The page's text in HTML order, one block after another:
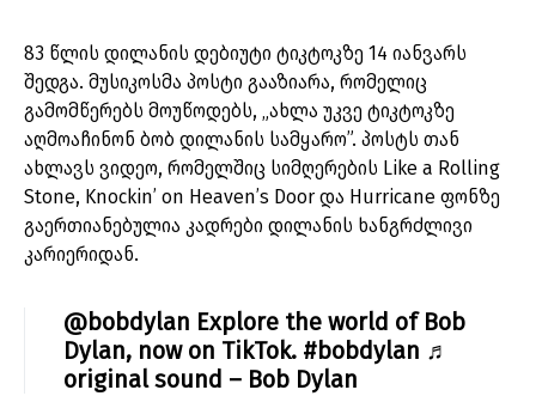
83 წლის დილანის დებიუტი ტიკტოკზე 14 იანვარს
შედგა. მუსიკოსმა პოსტი გააზიარა, რომელიც
გამომწერებს მოუწოდებს, „ახლა უკვე ტიკტოკზე
აღმოაჩინონ ბობ დილანის სამყარო”. პოსტს თან
ახლავს ვიდეო, რომელშიც სიმღერების Like a Rolling
Stone, Knockin’ on Heaven’s Door და Hurricane ფონზე
გაერთიანებულია კადრები დილანის ხანგრძლივი
კარიერიდან.
@bobdylan Explore the world of Bob
Dylan, now on TikTok. #bobdylan ♬
original sound – Bob Dylan